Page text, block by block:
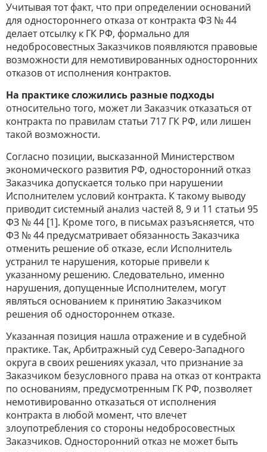
Учитывая тот факт, что при определении оснований
для одностороннего отказа от контракта ФЗ № 44
делает отсылку к ГК РФ, формально для
недобросовестных Заказчиков появляются правовые
возможности для немотивированных односторонних
отказов от исполнения контрактов.
На практике сложились разные подходы
относительно того, может ли Заказчик отказаться от
контракта по правилам статьи 717 ГК РФ, или лишен
такой возможности.
Согласно позиции, высказанной Министерством
экономического развития РФ, односторонний отказ
Заказчика допускается только при нарушении
Исполнителем условий контракта. К такому выводу
приводит системный анализ частей 8, 9 и 11 статьи 95
ФЗ № 44 [1]. Кроме того, в письмах разъясняется, что
ФЗ № 44 предусматривает обязанность Заказчика
отменить решение об отказе, если Исполнитель
устранил те нарушения, которые привели к
указанному решению. Следовательно, именно
нарушения, допущенные Исполнителем, могут
являться основанием к принятию Заказчиком
решения об одностороннем отказе.
Указанная позиция нашла отражение и в судебной
практике. Так, Арбитражный суд Северо-Западного
округа в своих решениях указал, что признание за
Заказчиком безусловного права на отказ от контракта
по основаниям, предусмотренным ГК РФ, позволяет
немотивированно отказаться от исполнения
контракта в любой момент, что влечет
злоупотребления со стороны недобросовестных
Заказчиков. Односторонний отказ не может быть